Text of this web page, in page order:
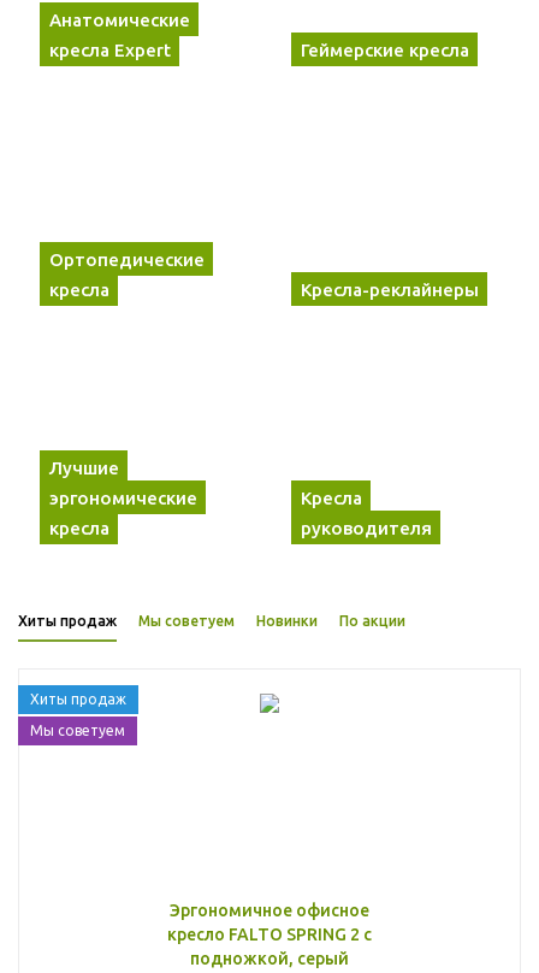
Анатомические
кресла Expert
Геймерские кресла
Ортопедические
кресла
Кресла-реклайнеры
Лучшие
эргономические
кресла
Кресла
руководителя
Хиты продаж Мы советуем Новинки По акции
Хиты продаж
Мы советуем
Эргономичное офисное
кресло FALTO SPRING 2 с
подножкой, серый